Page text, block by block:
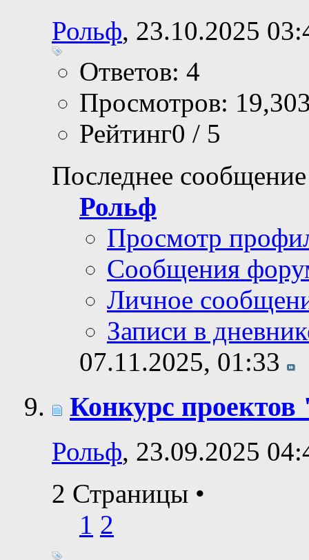
Рольф, 23.10.2025
Ответов: 4
Просмотров:
Рейтинг0 / 5
Последнее
Рольф
Просмотр
Сообщения
Личное
Записи в
07.11.2025, 01:33
Конкурс
Рольф, 23.09.2025
2 Страницы •
1 2